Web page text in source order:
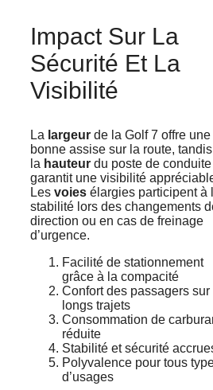
Impact Sur La
Sécurité Et La
Visibilité
La largeur de la Golf 7 offre une
bonne assise sur la route,
la hauteur du poste de conduite
garantit une visibilité
Les voies élargies participent à
stabilité lors des changements
direction ou en cas de freinage
d’urgence.
Facilité de stationnement
grâce à la compacité
Confort des passagers sur
longs trajets
Consommation de
réduite
Stabilité et sécurité
Polyvalence pour tous
d’usages